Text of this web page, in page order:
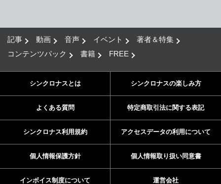
記事 動画 音声 イベント
著者＆特集
コンテンツパック
書籍 FREE
シンクロナスとは シンクロナスの楽しみ方
よくある質問 特定商取引法に関する表記
シンクロナス利用規約 アクセスデータの利用について
個人情報保護方針 個人情報取り扱い同意書
インボイス制度について 運営会社